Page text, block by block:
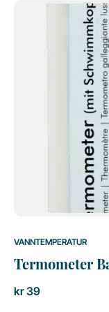
VANNTEMPERATUR
Termometer
kr39